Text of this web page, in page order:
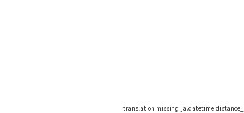
translation missing: